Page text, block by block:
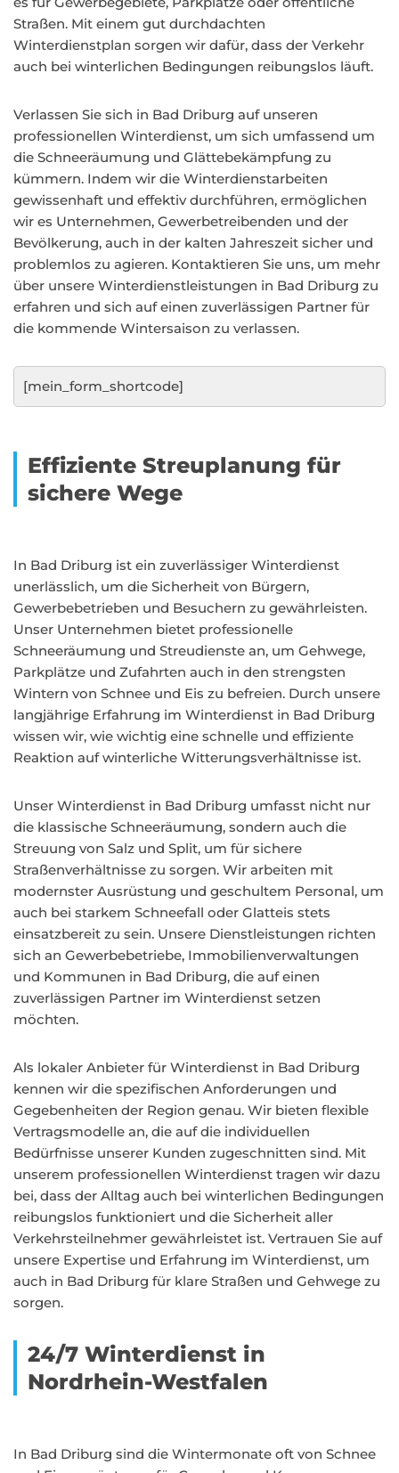
Straßen. Mit einem gut durchdachten
Winterdienstplan sorgen wir dafür, dass der Verkehr
auch bei winterlichen Bedingungen reibungslos läuft.
Verlassen Sie sich in Bad Driburg auf unseren
professionellen Winterdienst, um sich umfassend um
die Schneeräumung und Glättebekämpfung zu
kümmern. Indem wir die Winterdienstarbeiten
gewissenhaft und effektiv durchführen, ermöglichen
wir es Unternehmen, Gewerbetreibenden und der
Bevölkerung, auch in der kalten Jahreszeit sicher und
problemlos zu agieren. Kontaktieren Sie uns, um mehr
über unsere Winterdienstleistungen in Bad Driburg zu
erfahren und sich auf einen zuverlässigen Partner für
die kommende Wintersaison zu verlassen.
[mein_form_shortcode]
Effiziente Streuplanung für
sichere Wege
In Bad Driburg ist ein zuverlässiger Winterdienst
unerlässlich, um die Sicherheit von Bürgern,
Gewerbebetrieben und Besuchern zu gewährleisten.
Unser Unternehmen bietet professionelle
Schneeräumung und Streudienste an, um Gehwege,
Parkplätze und Zufahrten auch in den strengsten
Wintern von Schnee und Eis zu befreien. Durch unsere
langjährige Erfahrung im Winterdienst in Bad Driburg
wissen wir, wie wichtig eine schnelle und effiziente
Reaktion auf winterliche Witterungsverhältnisse ist.
Unser Winterdienst in Bad Driburg umfasst nicht nur
die klassische Schneeräumung, sondern auch die
Streuung von Salz und Split, um für sichere
Straßenverhältnisse zu sorgen. Wir arbeiten mit
modernster Ausrüstung und geschultem Personal, um
auch bei starkem Schneefall oder Glatteis stets
einsatzbereit zu sein. Unsere Dienstleistungen richten
sich an Gewerbebetriebe, Immobilienverwaltungen
und Kommunen in Bad Driburg, die auf einen
zuverlässigen Partner im Winterdienst setzen
möchten.
Als lokaler Anbieter für Winterdienst in Bad Driburg
kennen wir die spezifischen Anforderungen und
Gegebenheiten der Region genau. Wir bieten flexible
Vertragsmodelle an, die auf die individuellen
Bedürfnisse unserer Kunden zugeschnitten sind. Mit
unserem professionellen Winterdienst tragen wir dazu
bei, dass der Alltag auch bei winterlichen Bedingungen
reibungslos funktioniert und die Sicherheit aller
Verkehrsteilnehmer gewährleistet ist. Vertrauen Sie auf
unsere Expertise und Erfahrung im Winterdienst, um
auch in Bad Driburg für klare Straßen und Gehwege zu
sorgen.
24/7 Winterdienst in
Nordrhein-Westfalen
In Bad Driburg sind die Wintermonate oft von Schnee